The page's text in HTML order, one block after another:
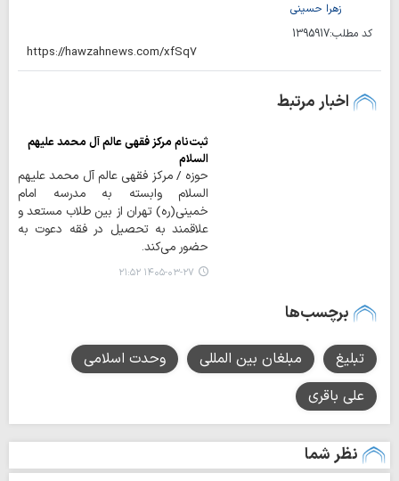
زهرا حسینی
کد مطلب:1395917
اخبار مرتبط
ثبت‌نام مرکز فقهی عالم آل محمد علیهم
السلام
حوزه / مرکز فقهی عالم آل محمد علیهم
السلام وابسته به مدرسه امام
خمینی(ره) تهران از بین طلاب مستعد و
علاقمند به تحصیل در فقه دعوت به
حضور می‌کند.
۱۴۰۵-۰۳-۲۷ ۲۱:۵۲
برچسب‌ها
تبلیغ مبلغان بین المللی
وحدت اسلامی
علی باقری
نظر شما